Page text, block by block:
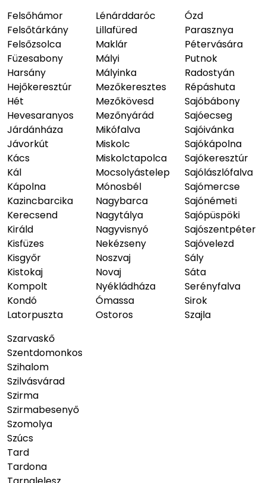
Felsőhámor
Felsőtárkány
Felsőzsolca
Füzesabony
Harsány
Hejőkeresztúr
Hét
Hevesaranyos
Járdánháza
Jávorkút
Kács
Kál
Kápolna
Kazincbarcika
Kerecsend
Királd
Kisfüzes
Kisgyőr
Kistokaj
Kompolt
Kondó
Latorpuszta
Lénárddaróc
Lillafüred
Maklár
Mályi
Mályinka
Mezőkeresztes
Mezőkövesd
Mezőnyárád
Mikófalva
Miskolc
Miskolctapolca
Mocsolyástelep
Mónosbél
Nagybarca
Nagytálya
Nagyvisnyó
Nekézseny
Noszvaj
Novaj
Nyékládháza
Ómassa
Ostoros
Ózd
Parasznya
Pétervására
Putnok
Radostyán
Répáshuta
Sajóbábony
Sajóecseg
Sajóivánka
Sajókápolna
Sajókeresztúr
Sajólászlófalva
Sajómercse
Sajónémeti
Sajópüspöki
Sajószentpéter
Sajóvelezd
Sály
Sáta
Serényfalva
Sirok
Szajla
Szarvaskő
Szentdomonkos
Szihalom
Szilvásvárad
Szirma
Szirmabesenyő
Szomolya
Szúcs
Tard
Tardona